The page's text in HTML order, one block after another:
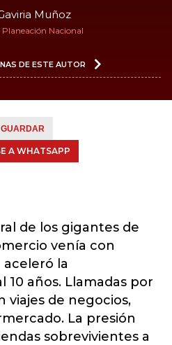
Muñoz
Planeación Nacional
DE ESTE AUTOR
GUARDAR
A WHATSAPP
de los gigantes de
venía con
la
10 años. Llamadas por
viajes de negocios,
La presión
sobrevivientes a